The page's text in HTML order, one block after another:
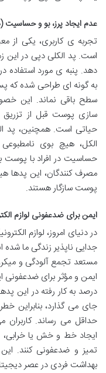
عدم ایجاد پرز، بو و حساسیت
تجربه ی کاربری، یکی از
است. پد الکلی دپی در این
دهد. پنبه ی مورد استفاده
به گونه ای طراحی شده که
سطح باقی نماند. این
سازی پوست قبل از تزریق
حیاتی است. همچنین، پد
الکل، هیچ بوی
حساسیت در افراد با پوست
مصرف کنندگان، این پدها
پوست سازگار هستند.
ایمن برای ضدعفونی لوازم
در دنیای امروز، لوازم
جدایی ناپذیر زندگی ما شده
مستعد تجمع آلودگی و
درصد به کار رفته در این
جای می گذارد، بنابراین
حداقل می رساند. کاربران
ایجاد خط و خش یا خرابی،
تمیز و ضدعفونی کنند.
بهداشت فردی در عصر